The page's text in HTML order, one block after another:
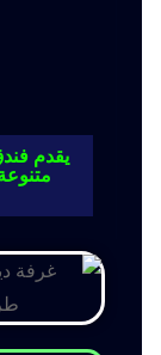
يقدم